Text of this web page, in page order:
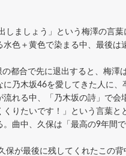
しましょう」という梅澤の言
色＋黄色で染まる中、最後は
都合で先に退出すると、梅
乃木坂46を愛してきた人に
流れる中、「乃木坂の詩」で
くりたいです！」という言葉
。曲中、久保は「最高の9年間
保が最後に残してくれたこの